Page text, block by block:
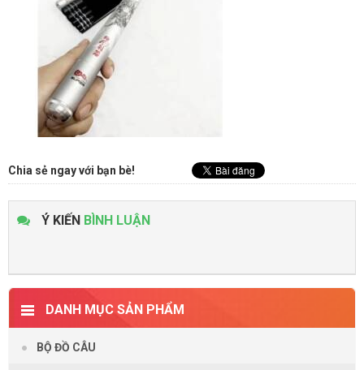
Chia sẻ ngay với bạn bè!
Ý KIẾN BÌNH LUẬN
DANH MỤC SẢN PHẨM
BỘ ĐỒ CÂU